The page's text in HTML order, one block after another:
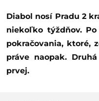
Diabol nosí Pradu 2
niekoľko týždňov.
pokračovania, ktoré,
práve naopak.
prvej.